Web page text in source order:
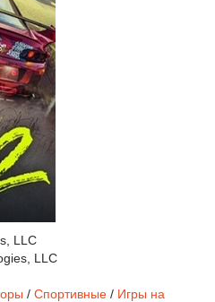
LLC
LLC
/ Спортивные / Игры на